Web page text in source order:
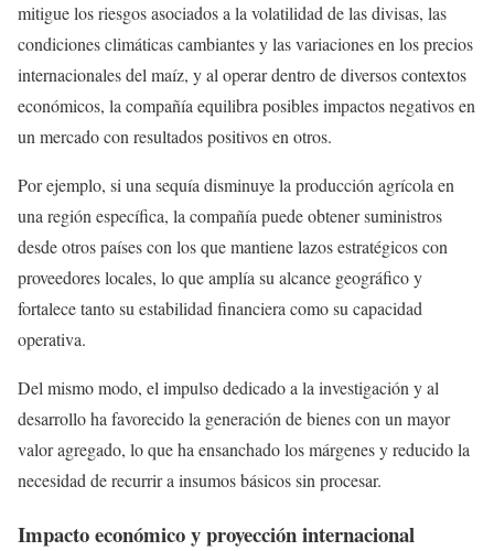
mitigue los riesgos asociados a la volatilidad de las divisas, las
condiciones climáticas cambiantes y las variaciones en los precios
internacionales del maíz, y al operar dentro de diversos contextos
económicos, la compañía equilibra posibles impactos negativos en
un mercado con resultados positivos en otros.
Por ejemplo, si una sequía disminuye la producción agrícola en
una región específica, la compañía puede obtener suministros
desde otros países con los que mantiene lazos estratégicos con
proveedores locales, lo que amplía su alcance geográfico y
fortalece tanto su estabilidad financiera como su capacidad
operativa.
Del mismo modo, el impulso dedicado a la investigación y al
desarrollo ha favorecido la generación de bienes con un mayor
valor agregado, lo que ha ensanchado los márgenes y reducido la
necesidad de recurrir a insumos básicos sin procesar.
Impacto económico y proyección internacional